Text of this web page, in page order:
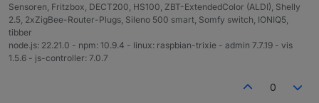
Sensoren, Fritzbox, DECT200, HS100, ZBT-ExtendedColor (ALDI), Shelly
2.5, 2xZigBee-Router-Plugs, Sileno 500 smart, Somfy switch, IONIQ5,
tibber
node.js: 22.21.0 - npm: 10.9.4 - linux: raspbian-trixie - admin 7.7.19 - vis
1.5.6 - js-controller: 7.0.7
0